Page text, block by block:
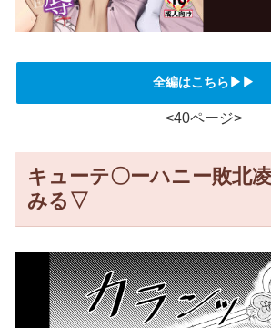
全編はこちら▶▶
<40ページ>
キューテ〇ーハニー敗北
みる▽